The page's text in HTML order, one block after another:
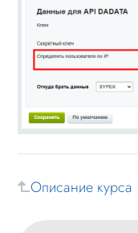
Описание курса